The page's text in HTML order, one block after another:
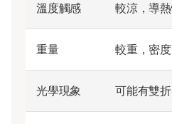
溫度觸感 較涼，導
重量 較重，密
光學現象 可能有雙